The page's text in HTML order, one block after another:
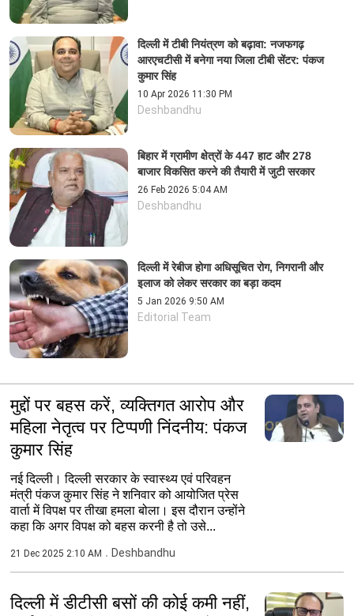
दिल्ली में टीबी नियंत्रण को बढ़ावा: नजफगढ़
आरएचटीसी में बनेगा नया जिला टीबी सेंटर: पंकज
कुमार सिंह
10 Apr 2026 11:30 PM
Deshbandhu
बिहार में ग्रामीण क्षेत्रों के 447 हाट और 278
बाजार विकसित करने की तैयारी में जुटी सरकार
26 Feb 2026 5:04 AM
Deshbandhu
दिल्ली में रेबीज होगा अधिसूचित रोग, निगरानी और
इलाज को लेकर सरकार का बड़ा कदम
5 Jan 2026 9:50 AM
Editorial Team
मुद्दों पर बहस करें, व्यक्तिगत आरोप और
महिला नेतृत्व पर टिप्पणी निंदनीय: पंकज
कुमार सिंह
नई दिल्ली। दिल्ली सरकार के स्वास्थ्य एवं परिवहन
मंत्री पंकज कुमार सिंह ने शनिवार को आयोजित प्रेस
वार्ता में विपक्ष पर तीखा हमला बोला। इस दौरान उन्होंने
कहा कि अगर विपक्ष को बहस करनी है तो उसे...
21 Dec 2025 2:10 AM Deshbandhu
दिल्ली में डीटीसी बसों की कोई कमी नहीं,